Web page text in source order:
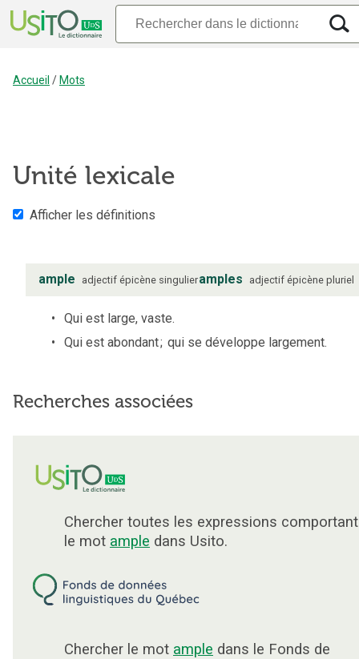
Accueil / Mots
Unité lexicale
Afficher les définitions
ample adjectif épicène singulieramples adjectif épicène pluriel
Qui est large, vaste.
Qui est abondant; qui se développe largement.
Recherches associées
Chercher toutes les expressions comportant
le mot ample dans Usito.
Chercher le mot ample dans le Fonds de